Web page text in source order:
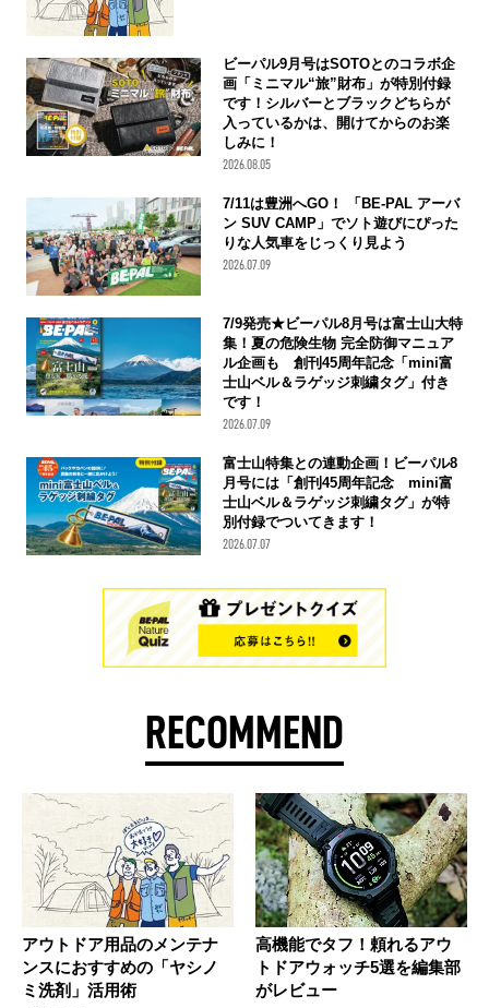
ビーパル9月号はSOTOとのコラボ企
画「ミニマル“旅”財布」が特別付録
です！シルバーとブラックどちらが
入っているかは、開けてからのお楽
しみに！
2026.08.05
7/11は豊洲へGO！ 「BE-PAL アーバ
ン SUV CAMP」でソト遊びにぴった
りな人気車をじっくり見よう
2026.07.09
7/9発売★ビーパル8月号は富士山大特
集！夏の危険生物 完全防御マニュア
ル企画も 創刊45周年記念「mini富
士山ベル＆ラゲッジ刺繍タグ」付き
です！
2026.07.09
富士山特集との連動企画！ビーパル8
月号には「創刊45周年記念 mini富
士山ベル＆ラゲッジ刺繍タグ」が特
別付録でついてきます！
2026.07.07
RECOMMEND
アウトドア用品のメンテナ
ンスにおすすめの「ヤシノ
ミ洗剤」活用術
高機能でタフ！頼れるアウ
トドアウォッチ5選を編集部
がレビュー